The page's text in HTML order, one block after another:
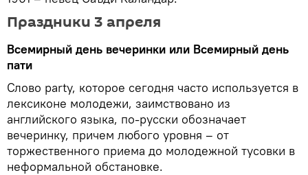
Праздники 3 апреля
Всемирный день вечеринки или Всемирный день
пати
Слово party, которое сегодня часто используется в
лексиконе молодежи, заимствовано из
английского языка, по-русски обозначает
вечеринку, причем любого уровня – от
торжественного приема до молодежной тусовки в
неформальной обстановке.